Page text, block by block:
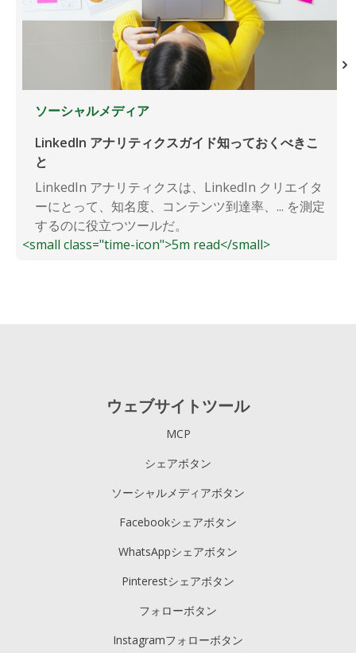
ソーシャルメディア
LinkedIn アナリティクスガイド知っておくべきこ
と
LinkedIn アナリティクスは、LinkedIn クリエイタ
ーにとって、知名度、コンテンツ到達率、... を測定
するのに役立つツールだ。
<small class="time-icon">5m read</small>
ウェブサイトツール
MCP
シェアボタン
ソーシャルメディアボタン
Facebookシェアボタン
WhatsAppシェアボタン
Pinterestシェアボタン
フォローボタン
Instagramフォローボタン